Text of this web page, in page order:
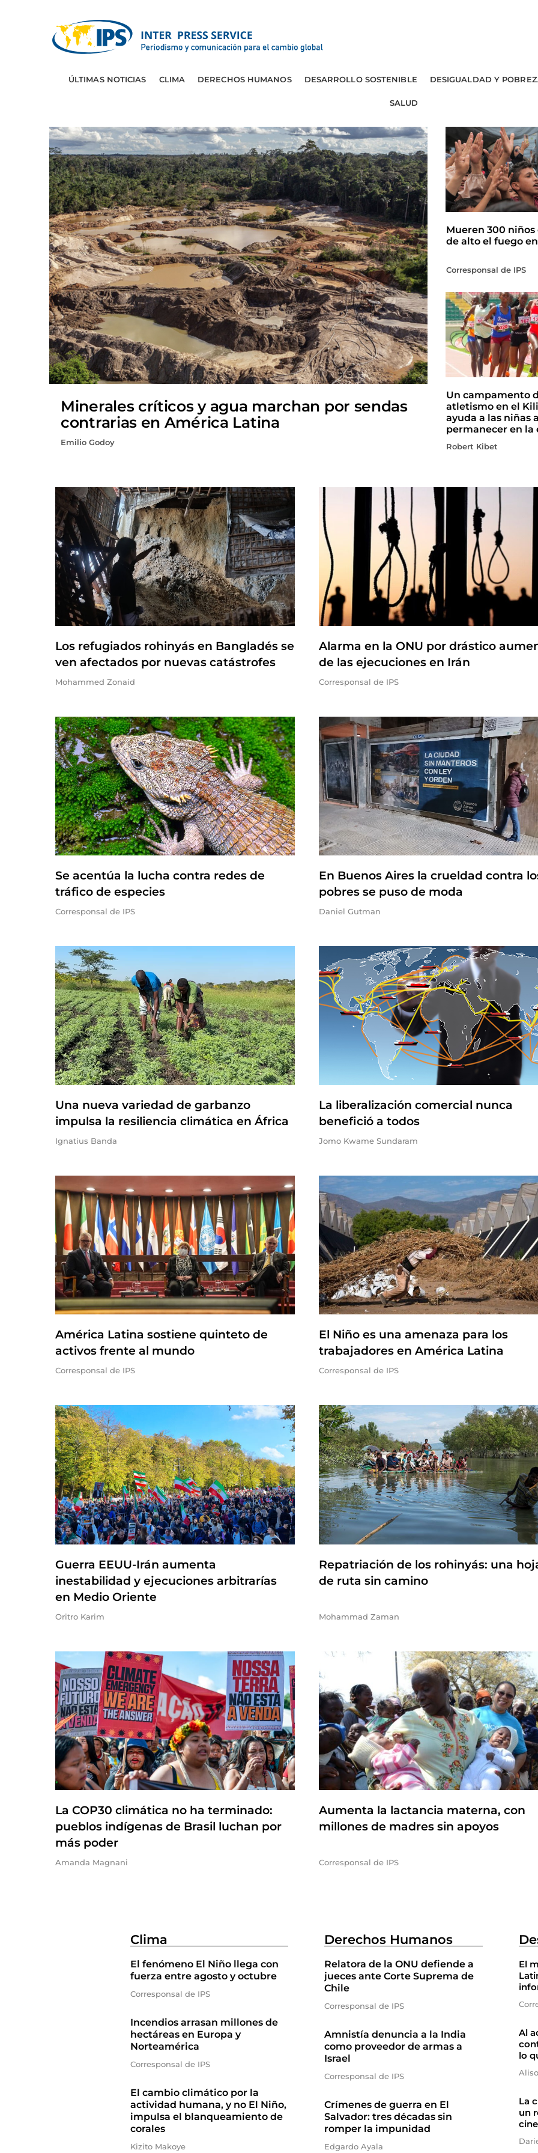
ÚLTIMAS NOTICIAS CLIMA DERECHOS HUMANOS DESARROLLO SOSTENIBLE DESIGUALDAD Y
SALUD
Minerales críticos y agua marchan por sendas
contrarias en América Latina
Emilio Godoy
Mueren 300 niños
de alto el fuego
Corresponsal de IPS
Un campamento
atletismo en el
ayuda a las niñas
permanecer en la
Robert Kibet
Los refugiados rohinyás en Bangladés se
ven afectados por nuevas catástrofes
Mohammed Zonaid
Alarma en la ONU por drástico
de las ejecuciones en Irán
Corresponsal de IPS
Se acentúa la lucha contra redes de
tráfico de especies
Corresponsal de IPS
En Buenos Aires la crueldad contra
pobres se puso de moda
Daniel Gutman
Una nueva variedad de garbanzo
impulsa la resiliencia climática en África
Ignatius Banda
La liberalización comercial nunca
benefició a todos
Jomo Kwame Sundaram
América Latina sostiene quinteto de
activos frente al mundo
Corresponsal de IPS
El Niño es una amenaza para los
trabajadores en América Latina
Corresponsal de IPS
Guerra EEUU-Irán aumenta
inestabilidad y ejecuciones arbitrarías
en Medio Oriente
Oritro Karim
Repatriación de los rohinyás: una
de ruta sin camino
Mohammad Zaman
La COP30 climática no ha terminado:
pueblos indígenas de Brasil luchan por
más poder
Amanda Magnani
Aumenta la lactancia materna, con
millones de madres sin apoyos
Corresponsal de IPS
Clima
El fenómeno El Niño llega con
fuerza entre agosto y octubre
Corresponsal de IPS
Incendios arrasan millones de
hectáreas en Europa y
Norteamérica
Corresponsal de IPS
El cambio climático por la
actividad humana, y no El Niño,
impulsa el blanqueamiento de
corales
Kizito Makoye
Derechos Humanos
Relatora de la ONU defiende a
jueces ante Corte Suprema de
Chile
Corresponsal de IPS
Amnistía denuncia a la India
como proveedor de armas a
Israel
Corresponsal de IPS
Crímenes de guerra en El
Salvador: tres décadas sin
romper la impunidad
Edgardo Ayala
El
Al
lo
La
un
cine